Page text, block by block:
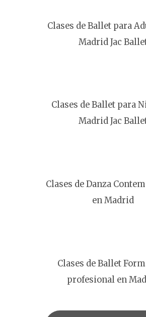
Clases de Ballet para
Madrid Jac
Clases de Ballet para
Madrid Jac
Clases de Danza
en Madrid
Clases de Ballet
profesional en